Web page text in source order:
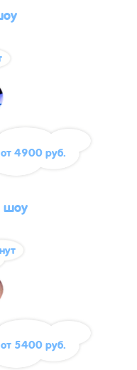
от 4900 руб.
шоу
от 5400 руб.